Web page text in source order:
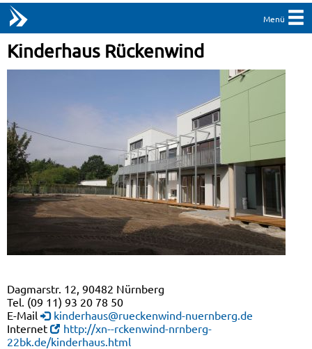
Menü
Kinderhaus Rückenwind
Dagmarstr. 12, 90482 Nürnberg
Tel. (09 11) 93 20 78 50
E-Mail
kinderhaus@rueckenwind-nuernberg.de
Internet
http://xn--rckenwind-nrnberg-
22bk.de/kinderhaus.html